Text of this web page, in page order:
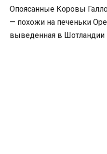
Опоясанные Коровы
— похожи на печеньки
выведенная в Шотландии